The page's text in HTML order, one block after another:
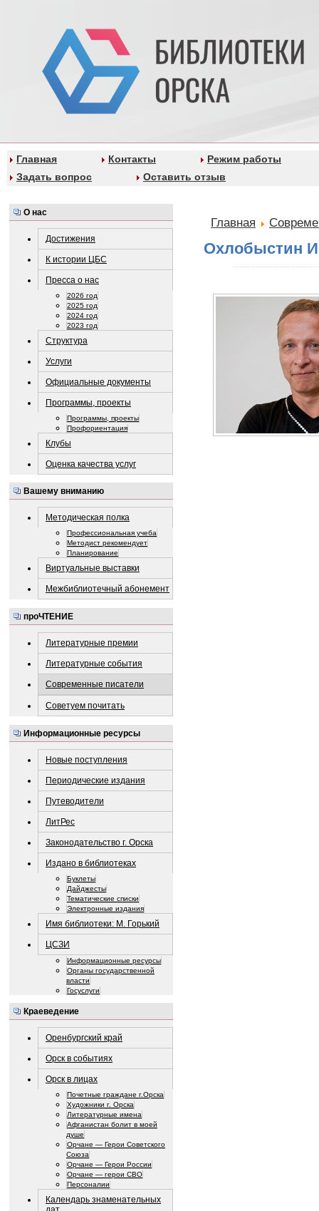
Главная Контакты
Режим работы
Задать вопрос
Оставить отзыв
О нас
Достижения
К истории ЦБС
Пресса о нас
2026 год
2025 год
2024 год
2023 год
Структура
Услуги
Официальные документы
Программы, проекты
Программы, проекты
Профориентация
Клубы
Оценка качества услуг
Вашему вниманию
Методическая полка
Профессиональная учеба
Методист рекомендует
Планирование
Виртуальные выставки
Межбиблиотечный абонемент
проЧТЕНИЕ
Литературные премии
Литературные события
Современные писатели
Советуем почитать
Информационные ресурсы
Новые поступления
Периодические издания
Путеводители
ЛитРес
Законодательство г. Орска
Издано в библиотеках
Буклеты
Дайджесты
Тематические списки
Электронные издания
Имя библиотеки: М. Горький
ЦСЗИ
Информационные ресурсы
Органы государственной
власти
Госуслуги
Краеведение
Оренбургский край
Орск в событиях
Орск в лицах
Почетные граждане г.Орска
Художники г. Орска
Литературные имена
Афганистан болит в моей
душе
Орчане — Герои Советского
Союза
Орчане — Герои России
Орчане — герои СВО
Персоналии
Календарь знаменательных
Главная
Охлобыстин